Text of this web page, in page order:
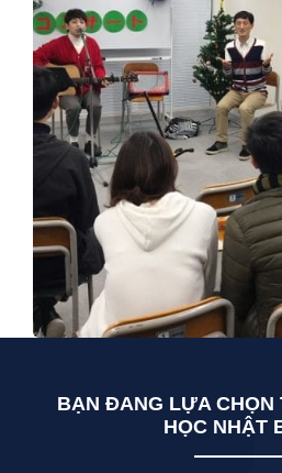
BẠN ĐANG LỰA CHỌN
HỌC NHẬT